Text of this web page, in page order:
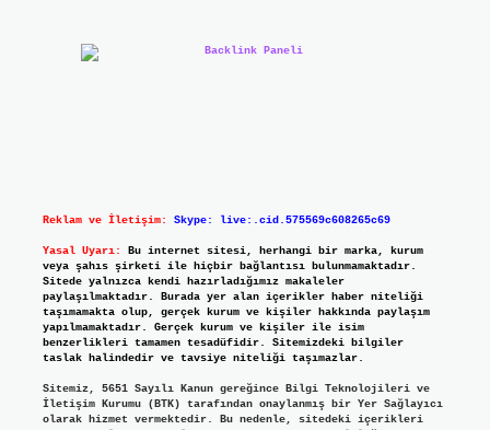
Reklam ve İletişim: Skype: live:.cid.575569c608265c69
Yasal Uyarı:
Bu internet sitesi, herhangi bir marka, kurum
veya şahıs şirketi ile hiçbir bağlantısı bulunmamaktadır.
Sitede yalnızca kendi hazırladığımız makaleler
paylaşılmaktadır. Burada yer alan içerikler haber niteliği
taşımamakta olup, gerçek kurum ve kişiler hakkında paylaşım
yapılmamaktadır. Gerçek kurum ve kişiler ile isim
benzerlikleri tamamen tesadüfidir. Sitemizdeki bilgiler
taslak halindedir ve tavsiye niteliği taşımazlar.
Sitemiz, 5651 Sayılı Kanun gereğince Bilgi Teknolojileri ve
İletişim Kurumu (BTK) tarafından onaylanmış bir Yer Sağlayıcı
olarak hizmet vermektedir. Bu nedenle, sitedeki içerikleri